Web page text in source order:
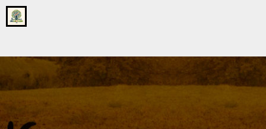
Go
to
page
onsgrotegezin.nl